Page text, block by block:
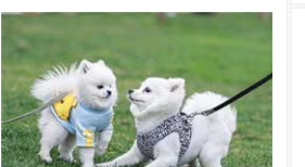
点，帮助你将爱犬培养成温柔的
性格。要点
一：以身作则，展现温柔作为主人，你的行为
和态度对狗狗有着深远的影响。